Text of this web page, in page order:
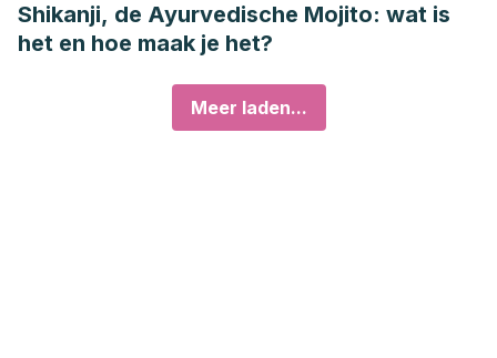
Shikanji, de Ayurvedische Mojito: wat is
het en hoe maak je het?
Meer laden...